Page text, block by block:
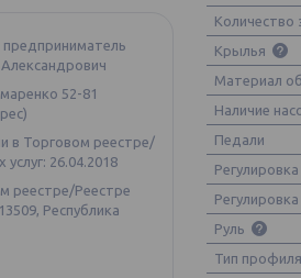
Количество
Крылья
Материал
Наличие
Педали
Руль
Тип профиля
52-81
в Торговом реестре/
26.04.2018
реестре/Реестре
Республика